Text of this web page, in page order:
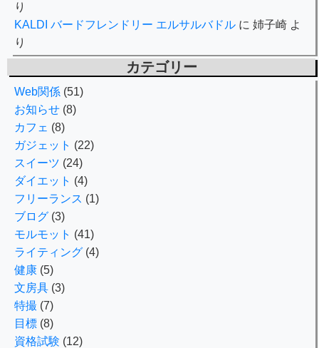
り
KALDI バードフレンドリー エルサルバドル に 姉子崎 よ
り
カテゴリー
Web関係 (51)
お知らせ (8)
カフェ (8)
ガジェット (22)
スイーツ (24)
ダイエット (4)
フリーランス (1)
ブログ (3)
モルモット (41)
ライティング (4)
健康 (5)
文房具 (3)
特撮 (7)
目標 (8)
資格試験 (12)